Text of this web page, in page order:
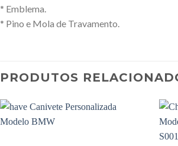
* Emblema.
* Pino e Mola de Travamento.
PRODUTOS